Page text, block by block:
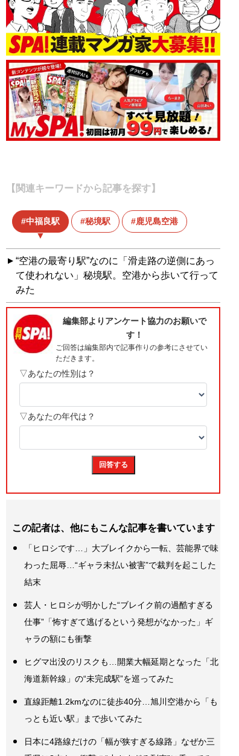
【関連キーワードから記事を探す】
中福良駅 秘境駅 鹿児島空港
“空港の最寄り駅”なのに「滑走路の逆側にあっ
て使われない」秘境駅。空港から歩いて行って
みた
この記者は、他にもこんな記事を書いています
「ヒロシです…」大ブレイクから一転、芸能界で味
わった屈辱…“ギャラ未払い被害”で裁判を起こした
結末
芸人・ヒロシが明かした“ブレイク前の過酷すぎる
仕事”「怖すぎて逃げるという発想がなかった」ギ
ャラの額にも衝撃
ヒグマ出没のリスクも…開業大幅延期となった「北
海道新幹線」の“未完成駅”を巡ってみた
直線距離1.2kmなのに徒歩40分…旭川空港から「も
っとも近い駅」まで歩いてみた
日本に4路線だけの「幅が狭すぎる線路」なぜか三